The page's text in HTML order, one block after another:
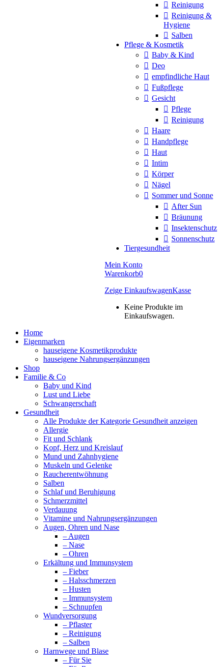
Reinigung
Reinigung &
Hygiene
Salben
Pflege & Kosmetik
Baby & Kind
Deo
empfindliche Haut
Fußpflege
Gesicht
Pflege
Reinigung
Haare
Handpflege
Haut
Intim
Körper
Nägel
Sommer und Sonne
After Sun
Bräunung
Insektenschutz
Sonnenschutz
Tiergesundheit
Mein Konto
Warenkorb0
Zeige EinkaufswagenKasse
Keine Produkte im
Einkaufswagen.
Home
Eigenmarken
hauseigene Kosmetikprodukte
hauseigene Nahrungsergänzungen
Shop
Familie & Co
Baby und Kind
Lust und Liebe
Schwangerschaft
Gesundheit
Alle Produkte der Kategorie Gesundheit anzeigen
Allergie
Fit und Schlank
Kopf, Herz und Kreislauf
Mund und Zahnhygiene
Muskeln und Gelenke
Raucherentwöhnung
Salben
Schlaf und Beruhigung
Schmerzmittel
Verdauung
Vitamine und Nahrungsergänzungen
Augen, Ohren und Nase
– Augen
– Nase
– Ohren
Erkältung und Immunsystem
– Fieber
– Halsschmerzen
– Husten
– Immunsystem
– Schnupfen
Wundversorgung
– Pflaster
– Reinigung
– Salben
Harnwege und Blase
– Für Sie